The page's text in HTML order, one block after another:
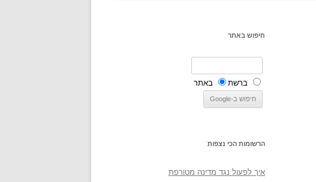
חיפוש באתר
ברשת באתר
הרשומות הכי נצפות
איך לפעול נגד מדינה מטורפת